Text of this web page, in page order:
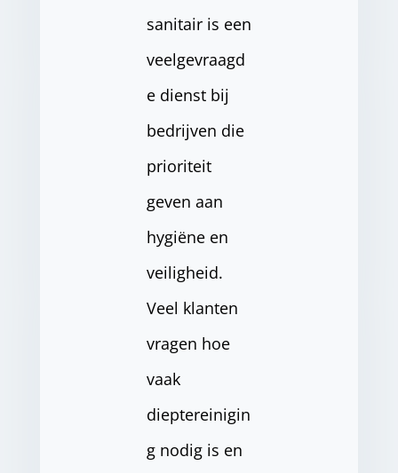
sanitair is een
veelgevraagd
e dienst bij
bedrijven die
prioriteit
geven aan
hygiëne en
veiligheid.
Veel klanten
vragen hoe
vaak
dieptereinigin
g nodig is en